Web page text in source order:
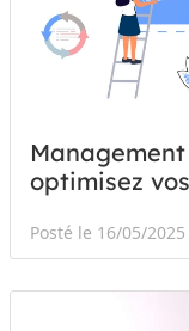
optimisez
Posté le 16/05/